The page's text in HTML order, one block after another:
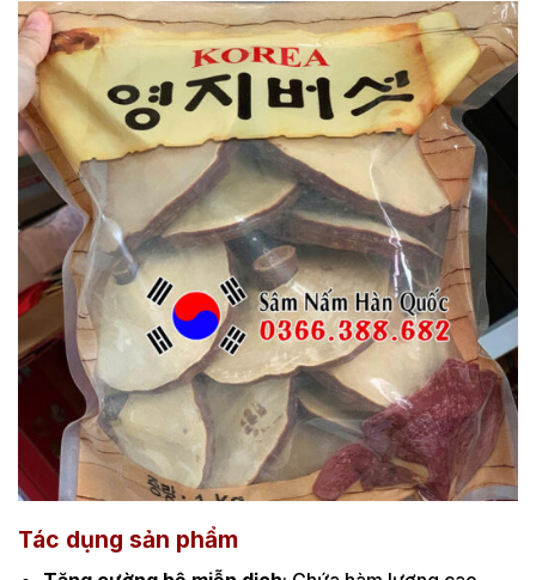
Tác dụng sản phẩm